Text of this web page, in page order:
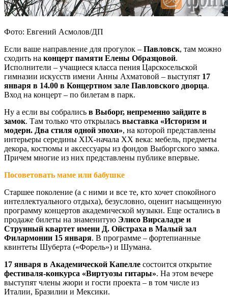
Фото: Евгений Асмолов/ДП
Если ваше направление для прогулок – Павловск, там можно
сходить на концерт памяти Елены Образцовой.
Исполнители – учащиеся класса пения Царскосельской
гимназии искусств имени Анны Ахматовой – выступят 17
января в 14.00 в Концертном зале Павловского дворца.
Вход на концерт – по билетам в парк.
Ну а если вы собрались в Выборг, непременно зайдите в
замок. Там только что открылась выставка «Историзм и
модерн. Два стиля одной эпохи», на которой представлены
интерьеры середины XIX-начала XX века: мебель, предметы
декора, костюмы и аксессуары из фондов Выборгского замка.
Причем многие из них представлены публике впервые.
Посоветовать маме или бабушке
Старшее поколение (а с ними и все те, кто хочет спокойного
интеллектуального отдыха), безусловно, оценит насыщенную
программу концертов академической музыки. Еще остались в
продаже билеты на знаменитую Элисо Вирсаладзе и
Струнный квартет имени Д. Ойстраха в Малый зал
Филармонии 15 января. В программе – фортепианные
квинтеты Шуберта («Форель») и Шумана.
17 января в Академической Капелле состоится открытие
фестиваля-конкурса «Виртуозы гитары». На этом вечере
выступят члены жюри и гости проекта – в том числе из
Италии, Бразилии и Мексики.